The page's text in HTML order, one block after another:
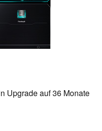
Upgrade auf 36 Monate